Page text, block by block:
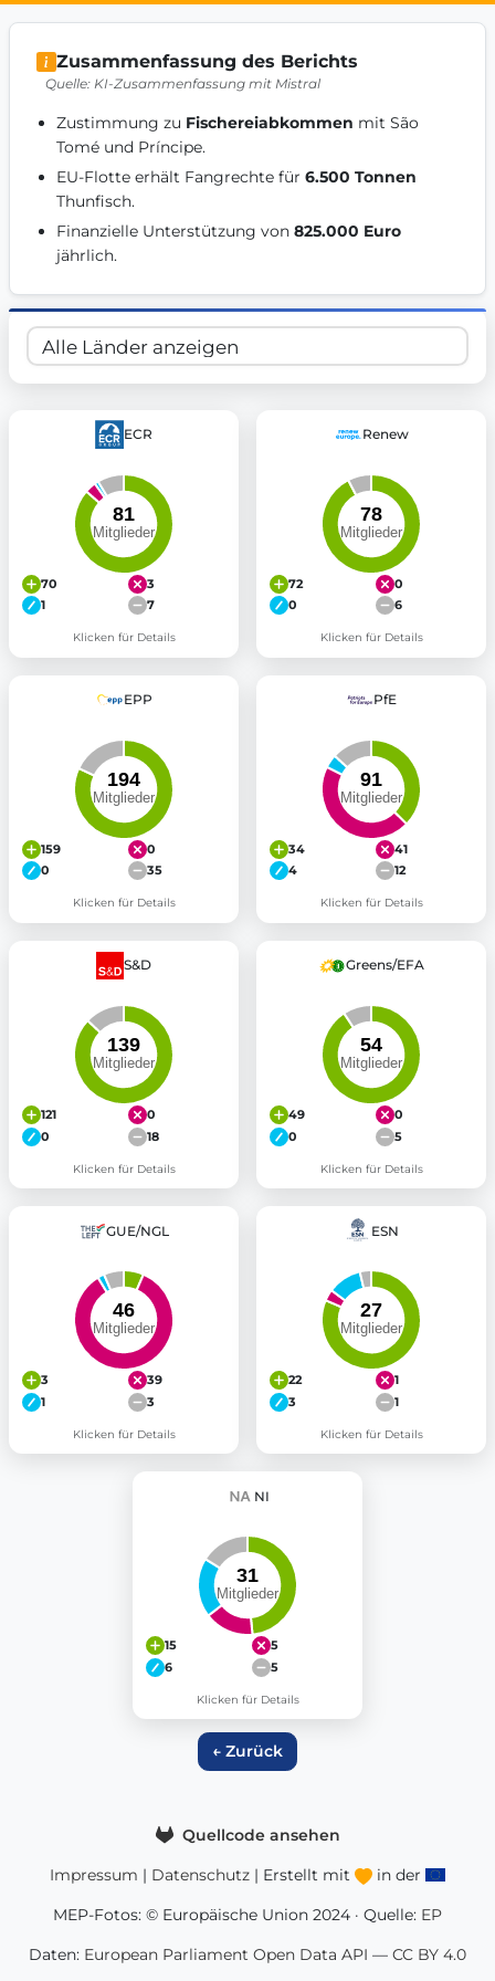
Get Involved
Become a member:Join us to advance digital democracy
Volunteer:Contribute your skills in technology, design,
Zusammenfassung des Berichts
Quelle: KI-Zusammenfassung mit Mistral
Zustimmung zu Fischereiabkommen mit São
Tomé und Príncipe.
EU-Flotte erhält Fangrechte für 6.500 Tonnen
Thunfisch.
Finanzielle Unterstützung von 825.000 Euro
jährlich.
ECR
70
3
1
7
Klicken für Details
Renew
72
0
0
6
Klicken für Details
EPP
159
0
0
35
Klicken für Details
PfE
34
41
4
12
Klicken für Details
S&D
121
0
0
18
Klicken für Details
Greens/EFA
49
0
0
5
Klicken für Details
GUE/NGL
3
39
1
3
Klicken für Details
ESN
22
1
3
1
Klicken für Details
NI
15
5
6
5
Klicken für Details
← Zurück
Quellcode ansehen
Impressum | Datenschutz | Erstellt mit
in der
MEP-Fotos: © Europäische Union 2024 · Quelle: EP
Daten: European Parliament Open Data API — CC BY 4.0